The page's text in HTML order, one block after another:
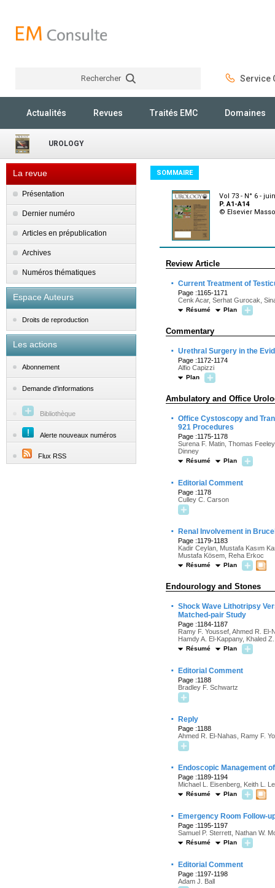
Rechercher Service
Actualités Revues Traités EMC Domaines
UROLOGY
La revue
Présentation
Dernier numéro
Articles en prépublication
Archives
Numéros thématiques
Espace Auteurs
Droits de reproduction
Les actions
Abonnement
Demande d'informations
Bibliothèque
Alerte nouveaux numéros
Flux RSS
SOMMAIRE
Vol 73 - N° 6 -
P. A1-A14
© Elsevier
Review Article
· Current Treatment of
Page :1165-1171
Cenk Acar, Serhat Gurocak,
Résumé Plan
Commentary
· Urethral Surgery in the
Page :1172-1174
Alfio Capizzi
Plan
Ambulatory and Office
· Office Cystoscopy and
921 Procedures
Page :1175-1178
Surena F. Matin, Thomas
Dinney
Résumé Plan
· Editorial Comment
Page :1178
Culley C. Carson
· Renal Involvement in
Page :1179-1183
Kadir Ceylan, Mustafa Kasım
Mustafa Kösem, Reha Erkoc
Résumé Plan
Endourology and Stones
· Shock Wave Lithotripsy
Matched-pair Study
Page :1184-1187
Ramy F. Youssef, Ahmed R.
Hamdy A. El-Kappany, Khaled
Résumé Plan
· Editorial Comment
Page :1188
Bradley F. Schwartz
· Reply
Page :1188
Ahmed R. El-Nahas, Ramy F.
· Endoscopic Management
Page :1189-1194
Michael L. Eisenberg, Keith L.
Résumé Plan
· Emergency Room Follow-
Page :1195-1197
Samuel P. Sterrett, Nathan W.
Résumé Plan
· Editorial Comment
Page :1197-1198
Adam J. Ball